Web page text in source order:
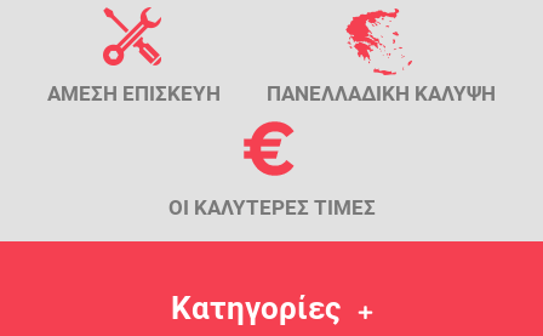
ΑΜΕΣΗ ΕΠΙΣΚΕΥΗ ΠΑΝΕΛΛΑΔΙΚΗ ΚΑΛΥΨΗ
ΟΙ ΚΑΛΥΤΕΡΕΣ ΤΙΜΕΣ
Κατηγορίες